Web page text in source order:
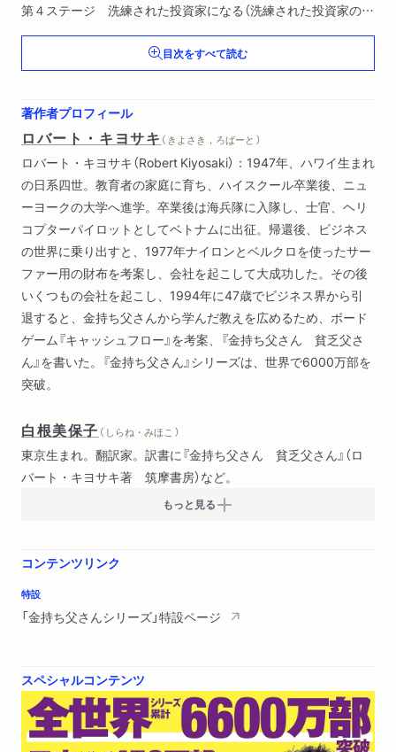
第４ステージ 洗練された投資家になる（洗練された投資家の考
え方
投資を分析する ほか）
第５ステージ 富を還元する（「お返し」をする用意はできてい
目次をすべて読む
著作者プロフィール
ロバート・キヨサキ （ きよさき，ろばーと ）
ロバート・キヨサキ（Robert Kiyosaki）：1947年、ハワイ生まれ
の日系四世。教育者の家庭に育ち、ハイスクール卒業後、ニュ
ーヨークの大学へ進学。卒業後は海兵隊に入隊し、士官、ヘリ
コプターパイロットとしてベトナムに出征。帰還後、ビジネス
の世界に乗り出すと、1977年ナイロンとベルクロを使ったサー
ファー用の財布を考案し、会社を起こして大成功した。その後
いくつもの会社を起こし、1994年に47歳でビジネス界から引
退すると、金持ち父さんから学んだ教えを広めるため、ボード
ゲーム『キャッシュフロー』を考案、『金持ち父さん 貧乏父さ
ん』を書いた。『金持ち父さん』シリーズは、世界で6000万部を
突破。
白根美保子 （ しらね・みほこ ）
東京生まれ。翻訳家。訳書に『金持ち父さん 貧乏父さん』（ロ
バート・キヨサキ著 筑摩書房）など。
もっと見る
コンテンツリンク
特設
「金持ち父さんシリーズ」特設ページ
スペシャルコンテンツ